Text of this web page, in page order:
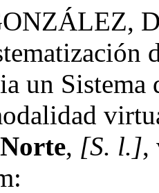
un Sistema
, [S. l.],